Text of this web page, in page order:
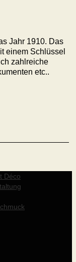
Jahr 1910. Das
einem Schlüssel
zahlreiche
etc..
Déco